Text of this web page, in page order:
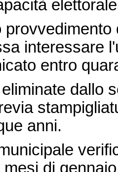
interessare
entro
dallo
anni.
di